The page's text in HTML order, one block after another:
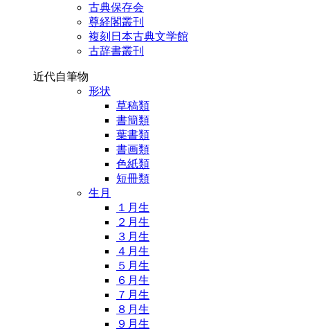
古典保存会
尊経閣叢刊
複刻日本古典文学館
古辞書叢刊
近代自筆物
形状
草稿類
書簡類
葉書類
書画類
色紙類
短冊類
生月
１月生
２月生
３月生
４月生
５月生
６月生
７月生
８月生
９月生